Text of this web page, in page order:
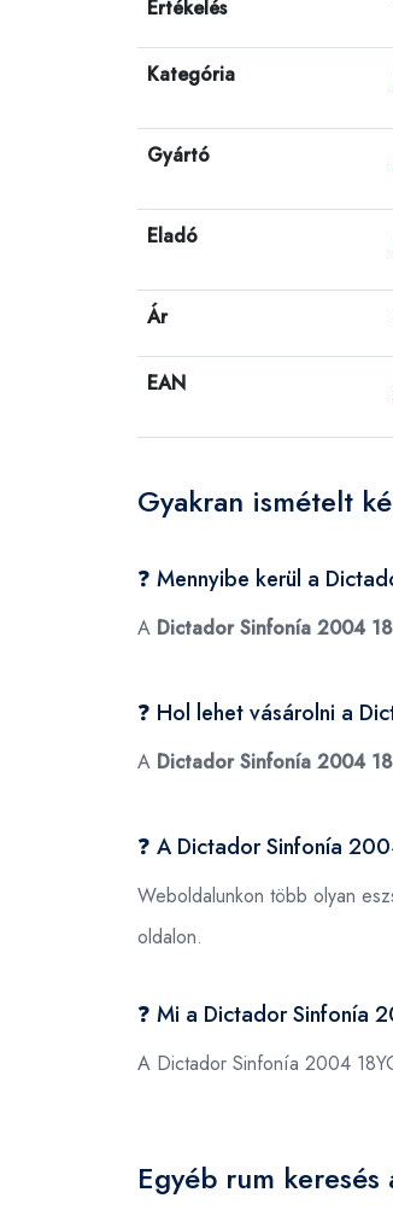
Értékelés
Kategória
Gyártó
Eladó
Ár
EAN
Gyakran ismételt
❓ Mennyibe kerül a
A Dictador Sinfonía 2004
❓ Hol lehet vásárolni a
A Dictador Sinfonía 2004
❓ A Dictador Sinfonía
Weboldalunkon több olyan
oldalon.
❓ Mi a Dictador Sinfonía
A Dictador Sinfonía 2004
Egyéb rum